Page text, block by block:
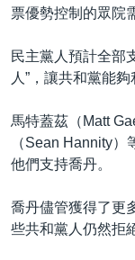
票優勢控制的眾院
民主黨人預計全部
人”，讓共和黨能
馬特蓋茲（Matt
（Sean Hannity
他們支持喬丹。
喬丹儘管獲得了更
些共和黨人仍然拒